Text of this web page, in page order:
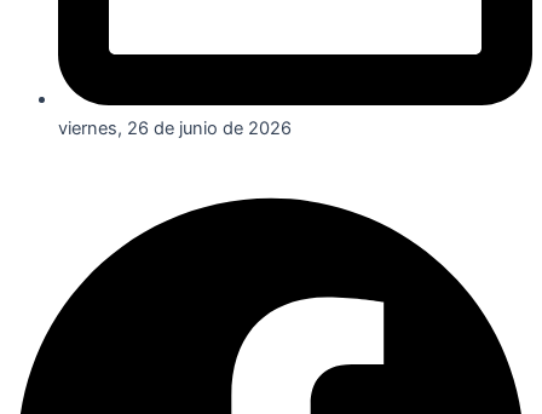
viernes, 26 de junio de 2026